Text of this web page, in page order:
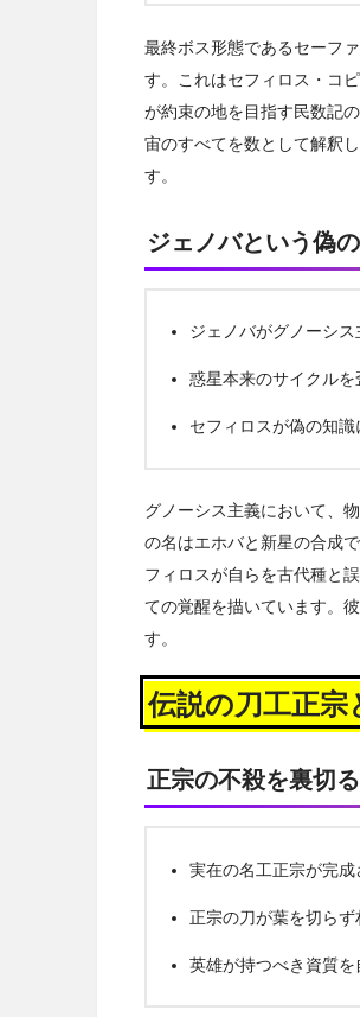
最終ボス形態であるセーフ
す。これはセフィロス・コ
が約束の地を目指す民数記
宙のすべてを数として解釈
す。
ジェノバという偽
ジェノバがグノーシ
惑星本来のサイクル
セフィロスが偽の知
グノーシス主義において、
の名はエホバと新星の合成
フィロスが自らを古代種と
ての覚醒を描いています。
す。
伝説の刀工正宗
正宗の不殺を裏切
実在の名工正宗が完
正宗の刀が葉を切ら
英雄が持つべき資質